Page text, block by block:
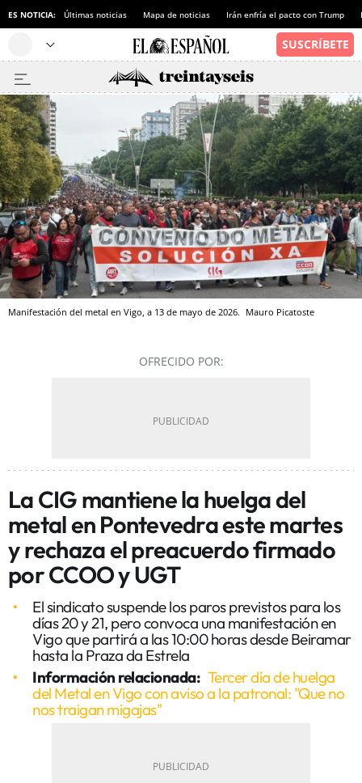
ES NOTICIA: Últimas noticias Mapa de noticias Irán enfría el pacto con Trump
Manifestación del metal en Vigo, a 13 de mayo de 2026. Mauro Picatoste
OFRECIDO POR:
La CIG mantiene la huelga del
metal en Pontevedra este martes
y rechaza el preacuerdo firmado
por CCOO y UGT
El sindicato suspende los paros previstos para los
días 20 y 21, pero convoca una manifestación en
Vigo que partirá a las 10:00 horas desde Beiramar
hasta la Praza da Estrela
Información relacionada: Tercer día de huelga
del Metal en Vigo con aviso a la patronal: "Que no
nos traigan migajas"